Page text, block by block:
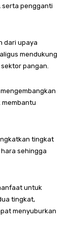
serta pengganti
dari upaya
mendukung
pangan.
membantu
tingkat
sehingga
untuk
tingkat,
menyuburkan